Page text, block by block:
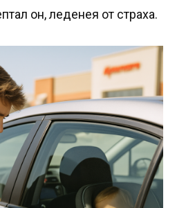
он, леденея от страха.